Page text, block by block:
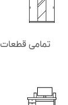
تمامی قطعات